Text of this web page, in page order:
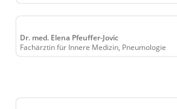
Dr. med. Elena Pfeuffer-Jovic
Fachärztin für Innere Medizin, Pneumologie